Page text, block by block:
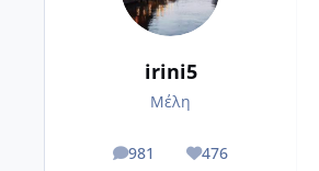
irini5
Μέλη
981
posts 476
Reputation